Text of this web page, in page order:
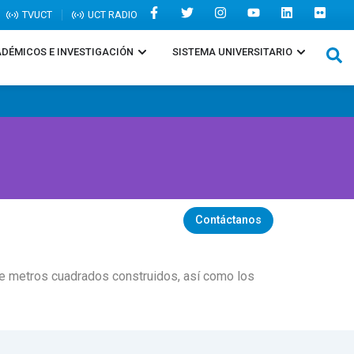
TVUCT UCT RADIO
E INVESTIGACIÓN SISTEMA UNIVERSITARIO
Contáctanos
metros cuadrados construidos, así como los